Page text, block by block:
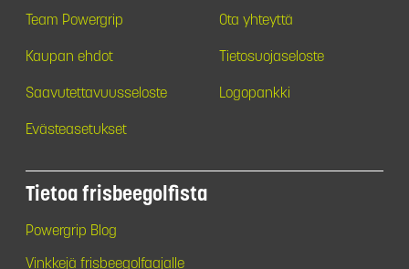
Team Powergrip Ota yhteyttä
Kaupan ehdot Tietosuojaseloste
Saavutettavuusseloste Logopankki
Evästeasetukset
Tietoa frisbeegolfista
Powergrip Blog
Vinkkejä frisbeegolfaajalle